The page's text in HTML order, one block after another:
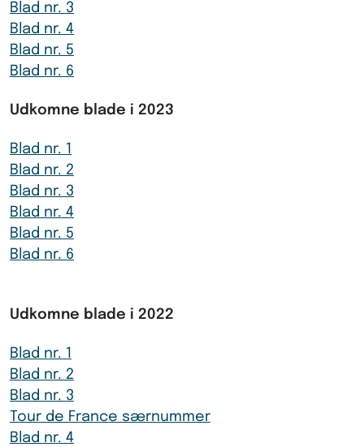
Blad nr. 3
Blad nr. 4
Blad nr. 5
Blad nr. 6
Udkomne blade i 2023
Blad nr. 1
Blad nr. 2
Blad nr. 3
Blad nr. 4
Blad nr. 5
Blad nr. 6
Udkomne blade i 2022
Blad nr. 1
Blad nr. 2
Blad nr. 3
Tour de France særnummer
Blad nr. 4